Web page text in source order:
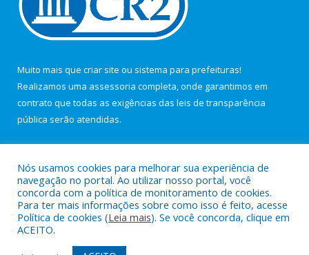
Muito mais que criar site ou sistema para prefeituras!
Realizamos uma assessoria completa, onde garantimos em
contrato que todas as exigências das leis de transparência
pública serão atendidas.
Todos os direitos reservados a Câmara Municipal de Maracanã.
Nós usamos cookies para melhorar sua experiência de
navegação no portal. Ao utilizar nosso portal, você
concorda com a política de monitoramento de cookies.
Para ter mais informações sobre como isso é feito, acesse
Política de cookies (Leia mais). Se você concorda, clique em
ACEITO.